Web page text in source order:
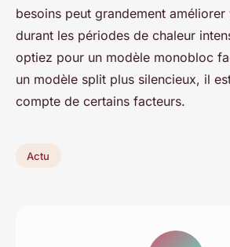
besoins peut grandement
durant les périodes de chaleur
optiez pour un modèle monobloc
un modèle split plus silencieux, il
compte de certains facteurs.
Actu